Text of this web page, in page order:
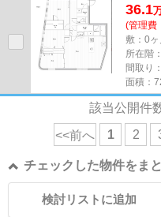
36.1
(管理費
敷：0
所在階
間取り
面積：
該当公開件
<<前へ 1 2
チェックした物件をま
検討リストに追加